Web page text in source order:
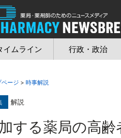
イムライン 行政・政治
ページ > 時事解説
解説
する薬局の高齢